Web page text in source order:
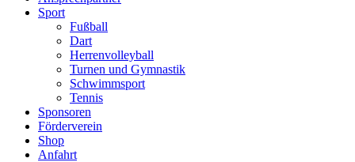
Sport
Fußball
Dart
Herrenvolleyball
Turnen und Gymnastik
Schwimmsport
Tennis
Sponsoren
Förderverein
Shop
Anfahrt